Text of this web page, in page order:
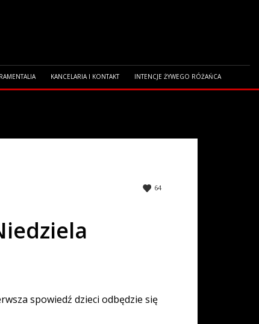
KANCELARIA I KONTAKT INTENCJE ŻYWEGO RÓŻAŃCA
64
spowiedź dzieci odbędzie się